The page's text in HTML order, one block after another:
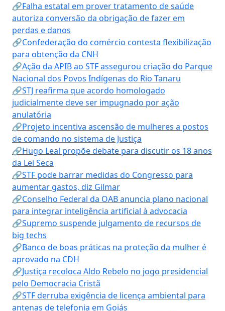
🔗Falha estatal em prover tratamento de saúde
autoriza conversão da obrigação de fazer em
perdas e danos
🔗Confederação do comércio contesta flexibilização
para obtenção da CNH
🔗Ação da APIB ao STF assegurou criação do Parque
Nacional dos Povos Indígenas do Rio Tanaru
🔗STJ reafirma que acordo homologado
judicialmente deve ser impugnado por ação
anulatória
🔗Projeto incentiva ascensão de mulheres a postos
de comando no sistema de Justiça
🔗Hugo Leal propõe debate para discutir os 18 anos
da Lei Seca
🔗STF pode barrar medidas do Congresso para
aumentar gastos, diz Gilmar
🔗Conselho Federal da OAB anuncia plano nacional
para integrar inteligência artificial à advocacia
🔗Supremo suspende julgamento de recursos de
big techs
🔗Banco de boas práticas na proteção da mulher é
aprovado na CDH
🔗Justiça recoloca Aldo Rebelo no jogo presidencial
pelo Democracia Cristã
🔗STF derruba exigência de licença ambiental para
antenas de telefonia em Goiás